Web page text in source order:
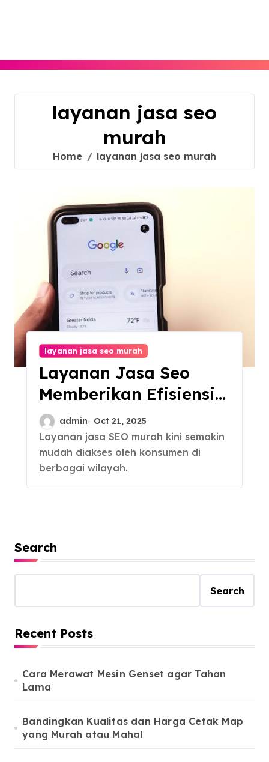
layanan jasa seo
murah
Home layanan jasa seo murah
layanan jasa seo murah
Layanan Jasa Seo
Memberikan Efisiensi
Waktu Dan Sumber
Daya
admin Oct 21, 2025
Layanan jasa SEO murah kini semakin
mudah diakses oleh konsumen di
berbagai wilayah.
Search
Search
Recent Posts
Cara Merawat Mesin Genset agar Tahan
Lama
Bandingkan Kualitas dan Harga Cetak Map
yang Murah atau Mahal